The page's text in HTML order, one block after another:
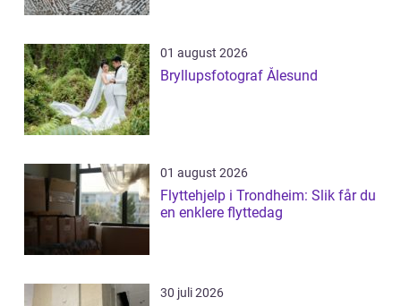
01 august 2026
Bryllupsfotograf Ålesund
01 august 2026
Flyttehjelp i Trondheim: Slik får du
en enklere flyttedag
30 juli 2026